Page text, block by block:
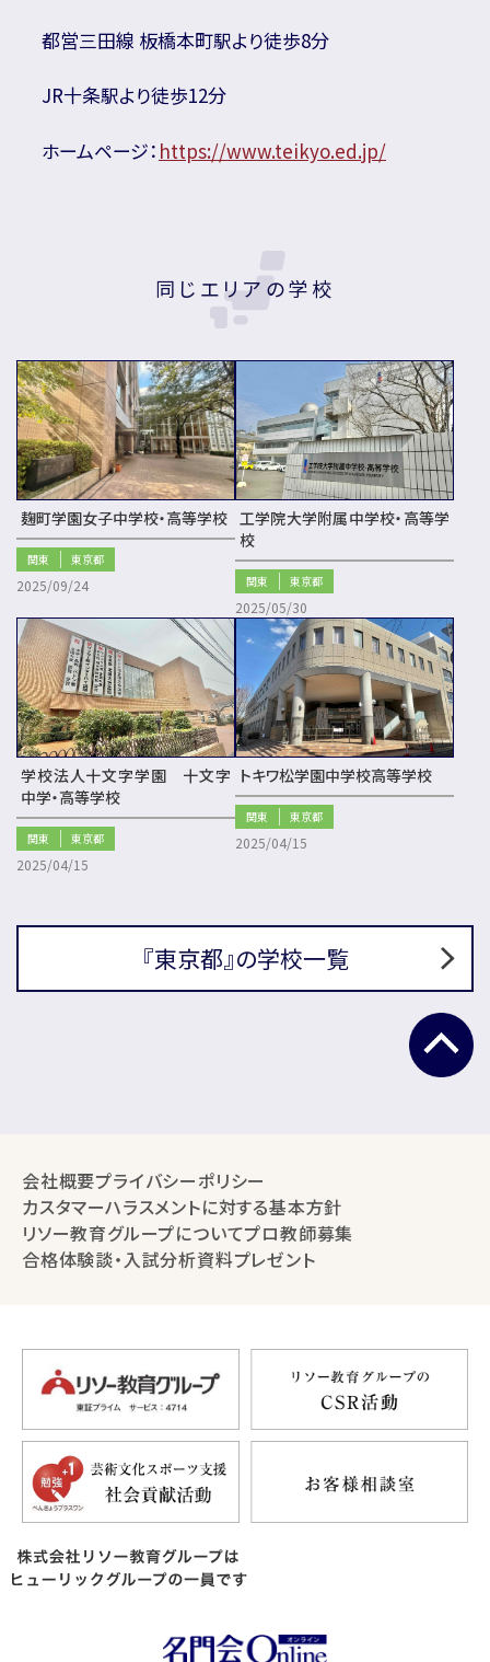
都営三田線 板橋本町駅より徒歩8分
JR十条駅より徒歩12分
ホームページ： https://www.teikyo.ed.jp/
同じエリアの学校
麹町学園女子中学校・高等学校
関東 東京都
2025/09/24
工学院大学附属中学校・高等学
校
関東 東京都
2025/05/30
学校法人十文字学園 十文字
中学・高等学校
関東 東京都
2025/04/15
トキワ松学園中学校高等学校
関東 東京都
2025/04/15
『東京都』の学校一覧
会社概要プライバシーポリシー
カスタマーハラスメントに対する基本方針
リソー教育グループについてプロ教師募集
合格体験談・入試分析資料プレゼント